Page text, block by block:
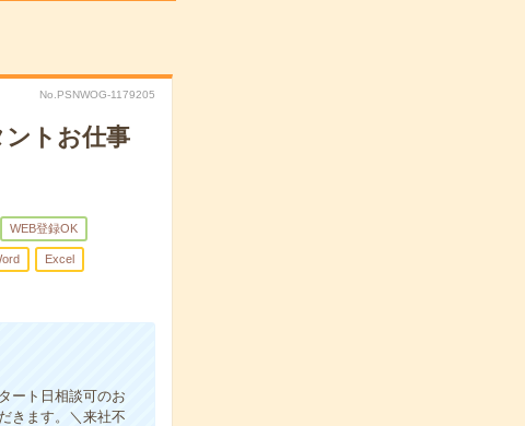
No.PSNWOG-1179205
ントお仕事
WEB登録OK
Excel
ート日相談可のお
きます。＼来社不